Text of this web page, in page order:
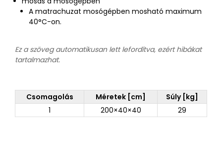
A matrachuzat mosógépben mosható maximum
40°C-on.
Ez a szöveg automatikusan lett lefordítva, ezért hibákat
tartalmazhat.
Csomagolás Méretek [cm]
Súly [kg]
1
200×40×40 29